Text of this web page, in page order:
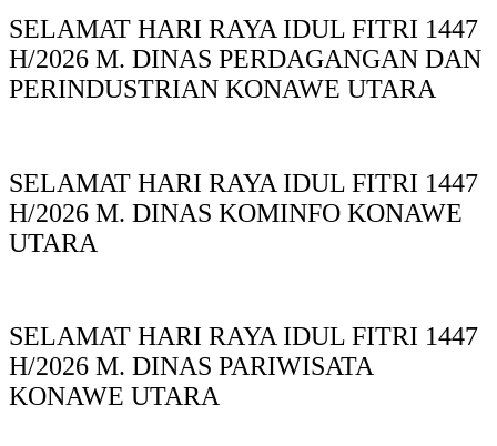
SELAMAT HARI RAYA IDUL FITRI 1447
H/2026 M. DINAS PERDAGANGAN DAN
PERINDUSTRIAN KONAWE UTARA
SELAMAT HARI RAYA IDUL FITRI 1447
H/2026 M. DINAS KOMINFO KONAWE
UTARA
SELAMAT HARI RAYA IDUL FITRI 1447
H/2026 M. DINAS PARIWISATA
KONAWE UTARA